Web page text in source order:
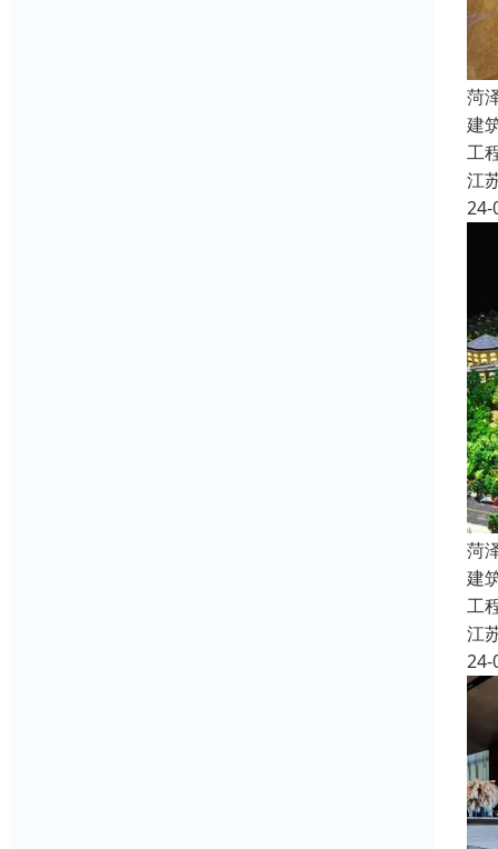
菏
建
工
江
24-
菏
建
工
江
24-